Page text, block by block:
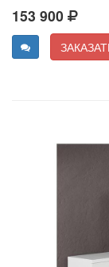
153 900